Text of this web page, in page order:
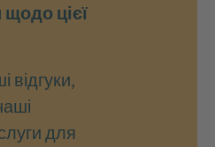
щодо цієї
відгуки,
для